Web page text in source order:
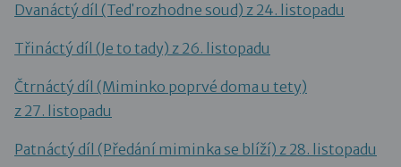
Dvanáctý díl (Teď rozhodne soud) z 24. listopadu
Třináctý díl (Je to tady) z 26. listopadu
Čtrnáctý díl (Miminko poprvé doma u tety)
z 27. listopadu
Patnáctý díl (Předání miminka se blíží) z 28. listopadu